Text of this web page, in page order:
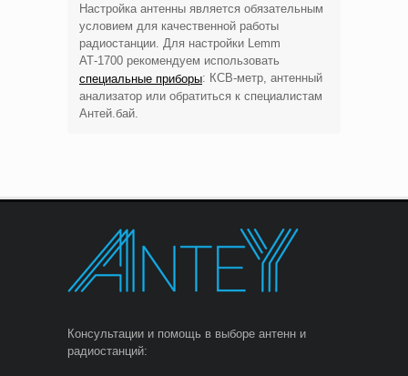
Настройка антенны является обязательным
условием для качественной работы
радиостанции. Для настройки Lemm
АТ-1700 рекомендуем использовать
специальные приборы: КСВ-метр, антенный
анализатор или обратиться к специалистам
Антей.бай.
Консультации и помощь в выборе антенн и
радиостанций: